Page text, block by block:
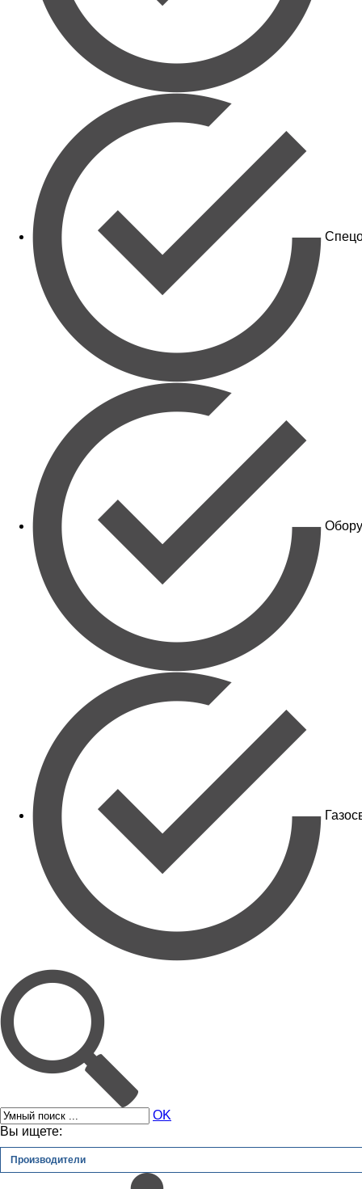
OK
Вы ищете:
Производители